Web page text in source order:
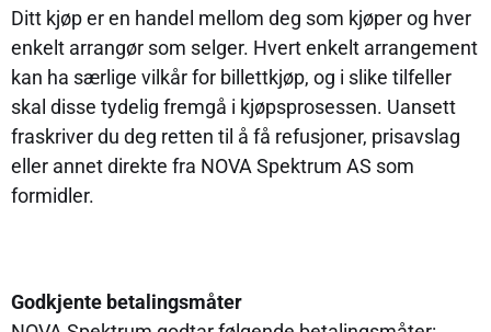
Ditt kjøp er en handel mellom deg som kjøper og hver
enkelt arrangør som selger. Hvert enkelt arrangement
kan ha særlige vilkår for billettkjøp, og i slike tilfeller
skal disse tydelig fremgå i kjøpsprosessen. Uansett
fraskriver du deg retten til å få refusjoner, prisavslag
eller annet direkte fra NOVA Spektrum AS som
formidler.
Godkjente betalingsmåter